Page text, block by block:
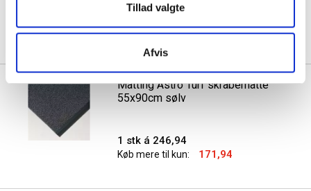
Tillad valgte
Afvis
1 stk á 110,56
Køb mere til kun: 80,56
Matting Astro Turf skrabemåtte
55x90cm sølv
1 stk á 246,94
Køb mere til kun: 171,94